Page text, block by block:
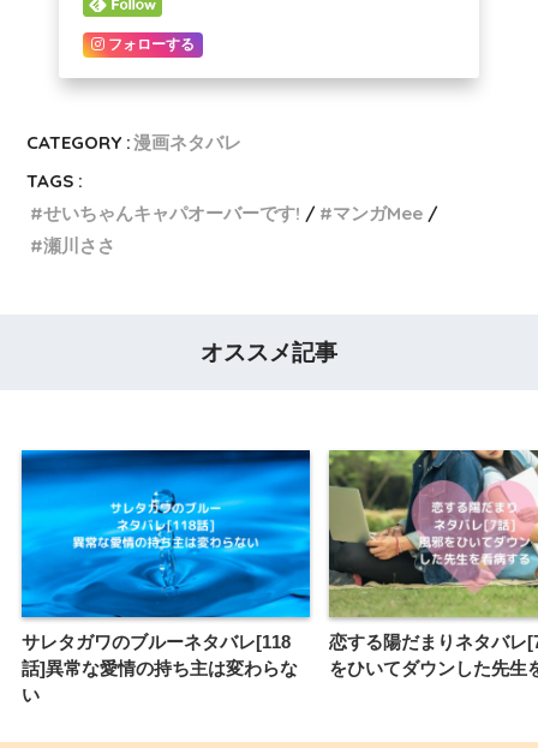
フォローする
CATEGORY :漫画ネタバレ
TAGS :
せいちゃんキャパオーバーです!
マンガMee
瀬川ささ
オススメ記事
サレタガワのブルーネタバレ[118
話]異常な愛情の持ち主は変わらな
い
恋する陽だまりネタバレ
をひいてダウンした先生